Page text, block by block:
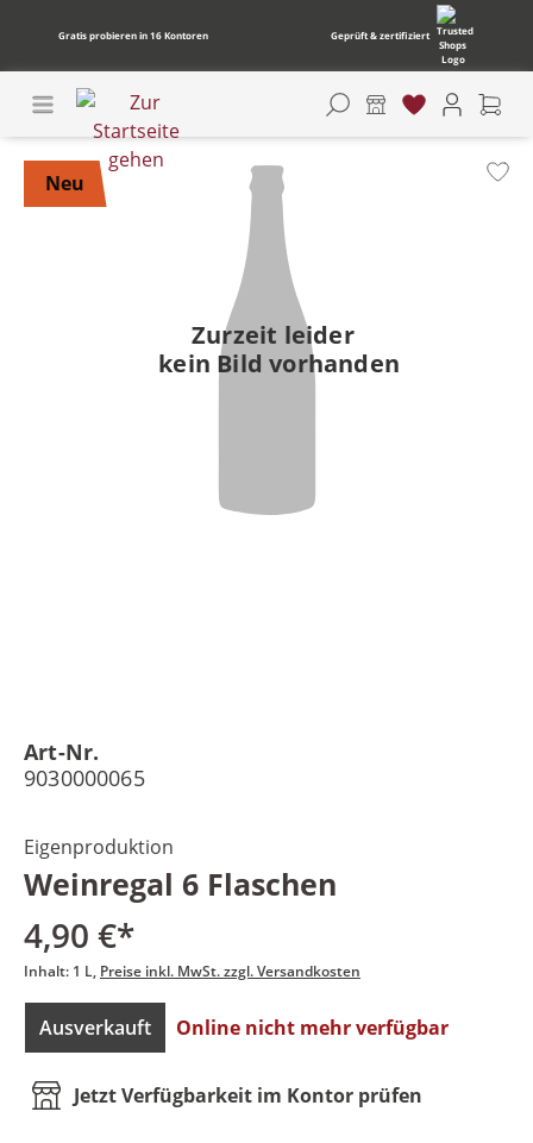
Gratis probieren in 16 Kontoren Geprüft & zertifiziert
Neu
Bildergalerie überspringen
Zurzeit leider
kein Bild vorhanden
Art-Nr.
9030000065
Eigenproduktion
Weinregal 6 Flaschen
4,90 €*
Inhalt: 1 L Preise inkl. MwSt. zzgl. Versandkosten
Ausverkauft Online nicht mehr verfügbar
Jetzt Verfügbarkeit im Kontor prüfen